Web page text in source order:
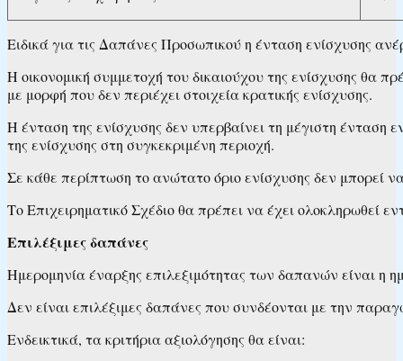
Ειδικά για τις Δαπάνες Προσωπικού η ένταση ενίσχυσης
Η οικονομική συμμετοχή του δικαιούχου της ενίσχυσης θα
με μορφή που δεν περιέχει στοιχεία κρατικής ενίσχυσης.
Η ένταση της ενίσχυσης δεν υπερβαίνει τη μέγιστη ένταση
της ενίσχυσης στη συγκεκριμένη περιοχή.
Σε κάθε περίπτωση το ανώτατο όριο ενίσχυσης δεν μπορεί
Το Επιχειρηματικό Σχέδιο θα πρέπει να έχει ολοκληρωθεί
Επιλέξιμες δαπάνες
Ημερομηνία έναρξης επιλεξιμότητας των δαπανών είναι η
Δεν είναι επιλέξιμες δαπάνες που συνδέονται με την
Ενδεικτικά, τα κριτήρια αξιολόγησης θα είναι: